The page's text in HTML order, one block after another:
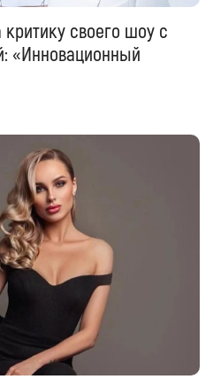
своего шоу с
«Инновационный